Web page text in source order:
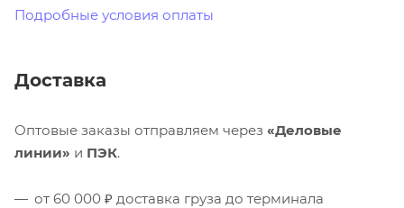
Подробные условия оплаты
Доставка
Оптовые заказы отправляем через «Деловые
линии» и ПЭК.
от 60 000 ₽ доставка груза до терминала